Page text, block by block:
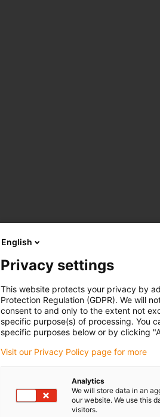
English
Privacy settings
This website protects your privacy by
Protection Regulation (GDPR). We will
consent to and only to the extent not
specific purpose(s) of processing. You
specific purposes below or by clicking
Visit our Privacy Policy page for more
Analytics
We will store data in an
our website. We use this
visitors.